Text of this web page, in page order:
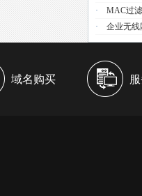
· MAC过
· 企业无线
域名购买